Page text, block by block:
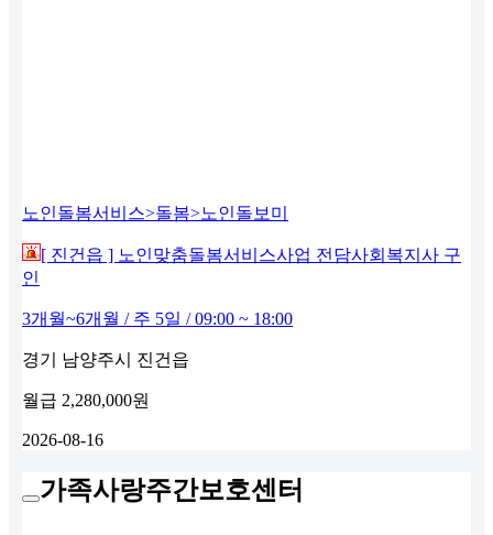
노인돌봄서비스>돌봄>노인돌보미
[ 진건읍 ] 노인맞춤돌봄서비스사업 전담사회복지사 구
인
3개월~6개월 / 주 5일 / 09:00 ~ 18:00
경기 남양주시 진건읍
월급 2,280,000원
2026-08-16
가족사랑주간보호센터